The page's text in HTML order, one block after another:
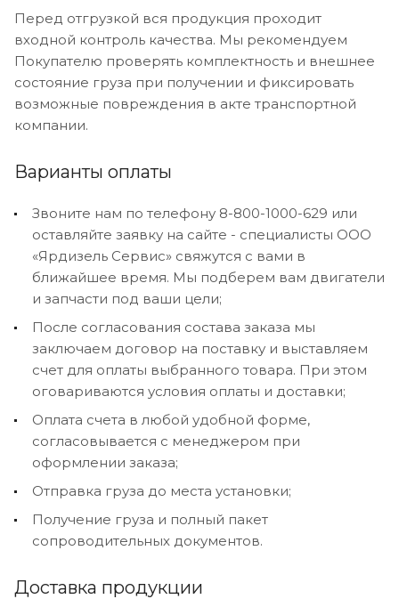
Перед отгрузкой вся продукция проходит
входной контроль качества. Мы рекомендуем
Покупателю проверять комплектность и внешнее
состояние груза при получении и фиксировать
возможные повреждения в акте транспортной
компании.
Варианты оплаты
Звоните нам по телефону 8-800-1000-629 или
оставляйте заявку на сайте - специалисты ООО
«Ярдизель Сервис» свяжутся с вами в
ближайшее время. Мы подберем вам двигатели
и запчасти под ваши цели;
После согласования состава заказа мы
заключаем договор на поставку и выставляем
счет для оплаты выбранного товара. При этом
оговариваются условия оплаты и доставки;
Оплата счета в любой удобной форме,
согласовывается с менеджером при
оформлении заказа;
Отправка груза до места установки;
Получение груза и полный пакет
сопроводительных документов.
Доставка продукции